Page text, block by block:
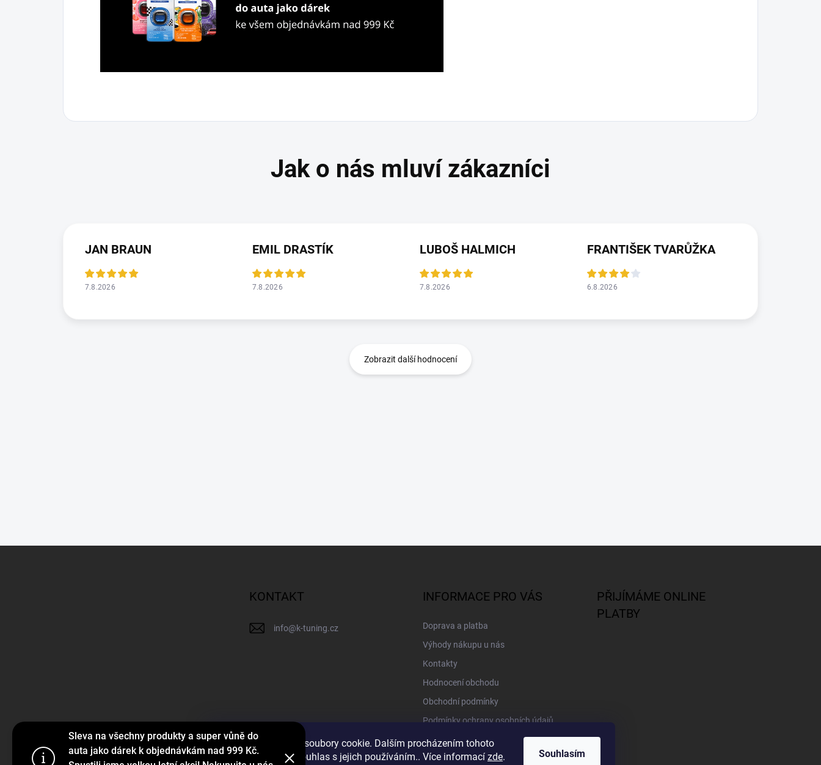
Tento web používá soubory cookie. Dalším procházením tohoto
webu vyjadřujete souhlas s jejich používáním.. Více informací zde. Souhlasím
Sleva na všechny produkty a super vůně do
auta jako dárek k objednávkám nad 999 Kč.
JAN BRAUN
7.8.2026
EMIL DRASTÍK
7.8.2026
LUBOŠ HALMICH
7.8.2026
FRANTIŠEK TVARŮŽKA
6.8.2026
Zobrazit další hodnocení
KONTAKT
info@k-tuning.cz
INFORMACE PRO VÁS
Doprava a platba
Výhody nákupu u nás
Kontakty
Hodnocení obchodu
Obchodní podmínky
Podmínky ochrany osobních údajů
Vracení zboží a reklamace
PŘIJÍMÁME ONLINE
PLATBY